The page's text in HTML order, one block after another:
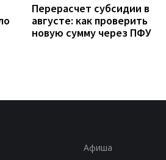
Перерасчет субсидии в
августе: как проверить
новую сумму через ПФУ
Афиша